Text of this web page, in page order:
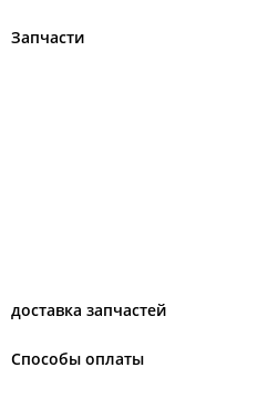
Запчасти
доставка запчастей
Способы оплаты